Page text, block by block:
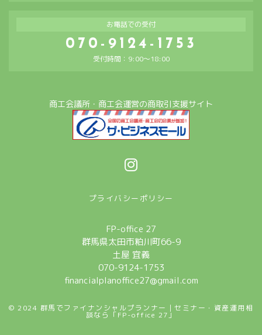
お電話での受付
070-9124-1753
受付時間：9:00～18:00
商工会議所・商工会運営の商取引支援サイト
プライバシーポリシー
FP-office 27
群馬県太田市粕川町66-9
土屋 宜義
070-9124-1753
financialplanoffice27@gmail.com
© 2024 群馬でファイナンシャルプランナー｜セミナー・資産運用相
談なら「FP-office 27」